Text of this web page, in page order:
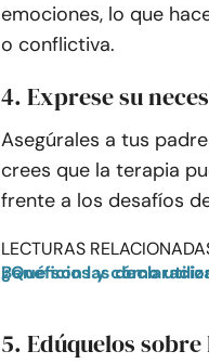
emociones, lo que
o conflictiva.
4. Exprese su
Asegúrales a tus
crees que la terapia
frente a los desafíos
LECTURAS
¿Qué son las declaraciones en primera persona en las relaciones? Beneficios
5. Edúquelos